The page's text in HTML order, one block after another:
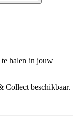
te halen in jouw
beschikbaar.